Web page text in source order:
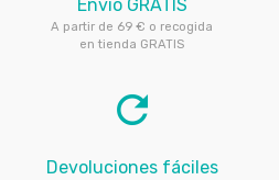
Envío GRATIS
A partir de 69 € o recogida
en tienda GRATIS
refresh
Devoluciones fáciles